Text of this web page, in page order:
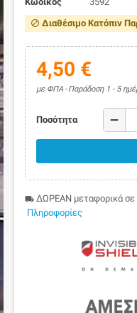
block Διαθέσιμο Κατόπιν
4,50 €
με ΦΠΑ Παράδοση 1 - 5
Ποσότητα remove
local_shipping ΔΩΡΕΑΝ μεταφορικά
Πληροφορίες